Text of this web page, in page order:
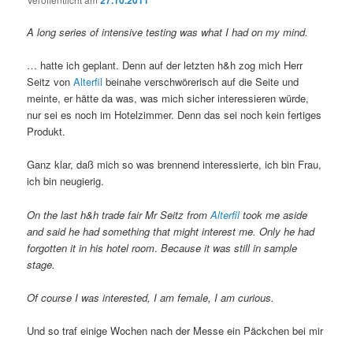
A long series of intensive testing was what I had on my mind.
… hatte ich geplant. Denn auf der letzten h&h zog mich Herr
Seitz vonAlterfil beinahe verschwörerisch auf die Seite und
meinte, er hätte da was, was mich sicher interessieren würde,
nur sei es noch im Hotelzimmer. Denn das sei noch kein fertiges
Produkt.
Ganz klar, daß mich so was brennend interessierte, ich bin Frau,
ich bin neugierig.
On the last h&h trade fair Mr Seitz fromAlterfil took me aside
and said he had something that might interest me. Only he had
forgotten it in his hotel room.Because it was still in sample
stage.
Of course I was interested, I am female, I am curious.
Und so traf einige Wochen nach der Messe ein Päckchen bei mir